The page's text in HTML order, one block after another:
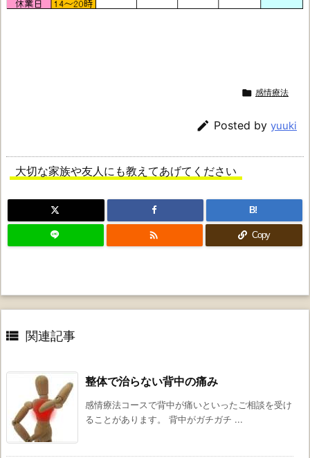
 感情療法
 Posted by yuuki
大切な家族や友人にも教えてあげてください
B!
 Copy
 関連記事
整体で治らない背中の痛み
感情療法コースで背中が痛いといったご相談を受け
ることがあります。 背中がガチガチ ...